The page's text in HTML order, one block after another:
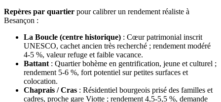
Repères par quartier pour calibrer un rendement réaliste à
Besançon :
La Boucle (centre historique) : Cœur patrimonial inscrit
UNESCO, cachet ancien très recherché ; rendement modéré
4-5 %, valeur refuge et faible vacance.
Battant : Quartier bohème en gentrification, jeune et culturel ;
rendement 5-6 %, fort potentiel sur petites surfaces et
colocation.
Chaprais / Cras : Résidentiel bourgeois prisé des familles et
cadres, proche gare Viotte ; rendement 4,5-5,5 %, demande